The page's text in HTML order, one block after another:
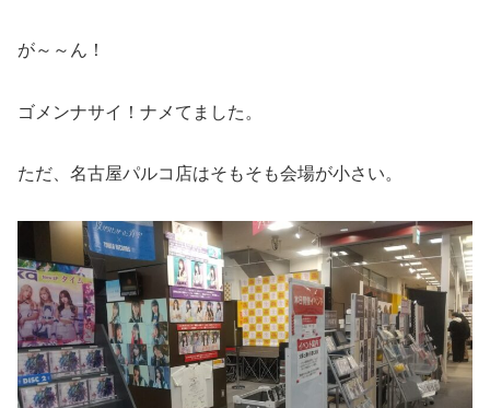
が～～ん！
ゴメンナサイ！ナメてました。
ただ、名古屋パルコ店はそもそも会場が小さい。